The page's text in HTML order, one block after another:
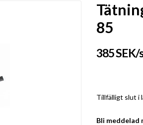
85
385 SEK/
Tillfälligt slut i
Bli meddelad